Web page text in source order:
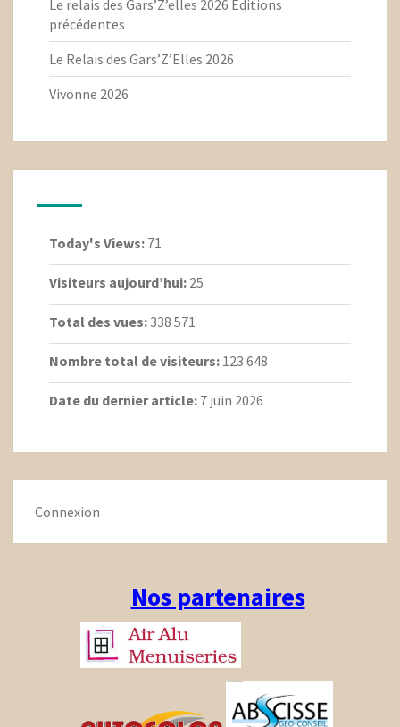
Le relais des Gars’Z’elles 2026 Editions
précédentes
Le Relais des Gars’Z’Elles 2026
Vivonne 2026
Today's Views: 71
Visiteurs aujourd’hui: 25
Total des vues: 338 571
Nombre total de visiteurs: 123 648
Date du dernier article: 7 juin 2026
Connexion
Nos partenaires